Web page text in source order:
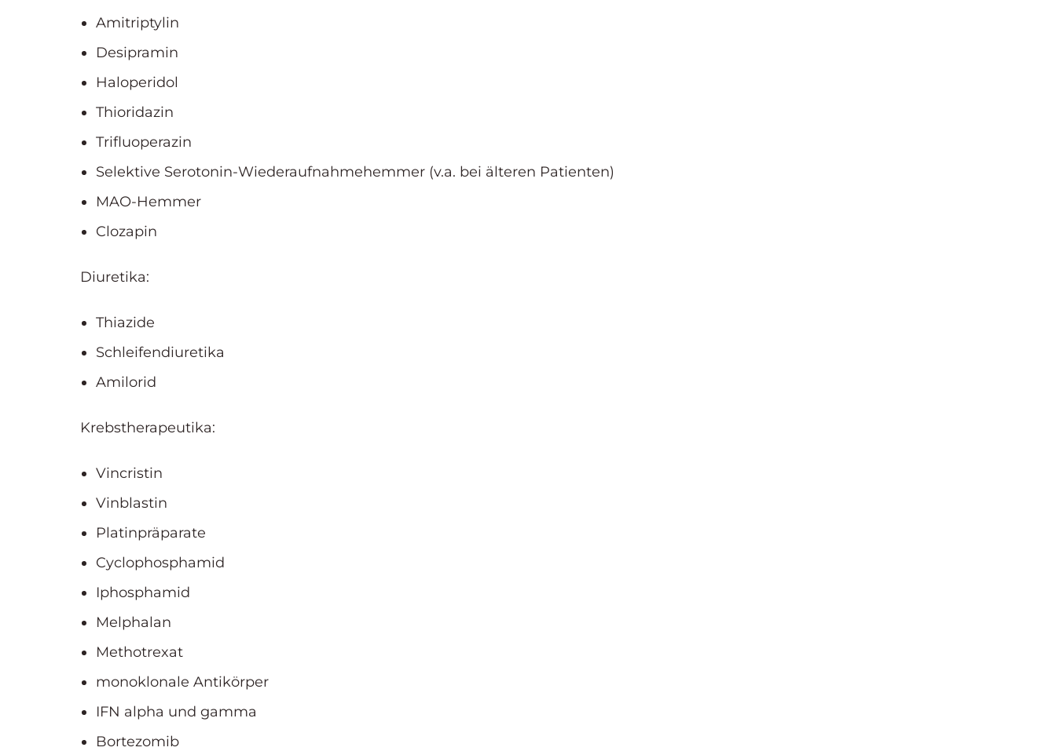
Amitriptylin
Desipramin
Haloperidol
Thioridazin
Trifluoperazin
Selektive Serotonin-Wiederaufnahmehemmer (v.a. bei älteren Patienten)
MAO-Hemmer
Clozapin
Diuretika:
Thiazide
Schleifendiuretika
Amilorid
Krebstherapeutika:
Vincristin
Vinblastin
Platinpräparate
Cyclophosphamid
Iphosphamid
Melphalan
Methotrexat
monoklonale Antikörper
IFN alpha und gamma
Bortezomib